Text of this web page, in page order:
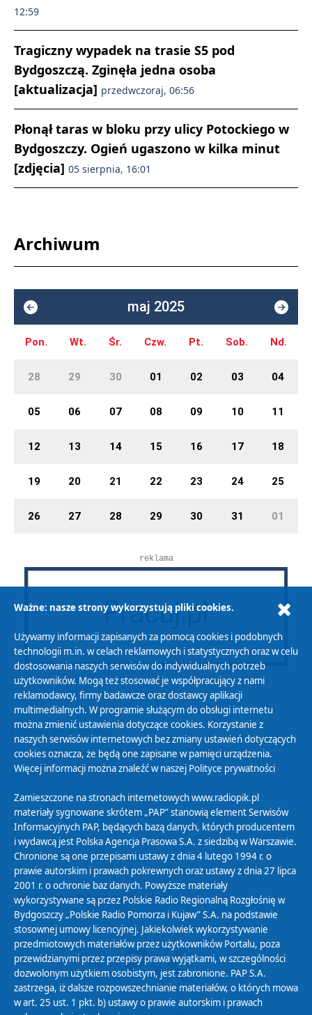
12:59
Tragiczny wypadek na trasie S5 pod
Bydgoszczą. Zginęła jedna osoba
[aktualizacja] przedwczoraj, 06:56
Płonął taras w bloku przy ulicy Potockiego w
Bydgoszczy. Ogień ugaszono w kilka minut
[zdjęcia] 05 sierpnia, 16:01
Archiwum
maj 2025
Pon. Wt. Śr. Czw. Pt. Sob. Nd.
28 29 30 01 02 03 04
05 06 07 08 09 10 11
12 13 14 15 16 17 18
19 20 21 22 23 24 25
26 27 28 29 30 31 01
reklama
Polityka Prywatności
Zasady korzystania z Serwisu
Organizacje Pożytku Publicznego
Cyfryzacja DAB+
Polityka ochrony danych osobowych
Abonament
Zamówienia publiczne
Biuletyn Informacji Publicznej
Ważne: nasze strony wykorzystują pliki cookies.
Używamy informacji zapisanych za pomocą cookies i podobnych
technologii m.in. w celach reklamowych i statystycznych oraz w celu
dostosowania naszych serwisów do indywidualnych potrzeb
użytkowników. Mogą też stosować je współpracujący z nami
reklamodawcy, firmy badawcze oraz dostawcy aplikacji
multimedialnych. W programie służącym do obsługi internetu
można zmienić ustawienia dotyczące cookies. Korzystanie z
naszych serwisów internetowych bez zmiany ustawień dotyczących
cookies oznacza, że będą one zapisane w pamięci urządzenia.
Więcej informacji można znaleźć w naszej Polityce prywatności
Zamieszczone na stronach internetowych www.radiopik.pl
materiały sygnowane skrótem „PAP” stanowią element Serwisów
Informacyjnych PAP, będących bazą danych, których producentem
i wydawcą jest Polska Agencja Prasowa S.A. z siedzibą w Warszawie.
Chronione są one przepisami ustawy z dnia 4 lutego 1994 r. o
prawie autorskim i prawach pokrewnych oraz ustawy z dnia 27 lipca
2001 r. o ochronie baz danych. Powyższe materiały
wykorzystywane są przez Polskie Radio Regionalną Rozgłośnię w
Bydgoszczy „Polskie Radio Pomorza i Kujaw” S.A. na podstawie
stosownej umowy licencyjnej. Jakiekolwiek wykorzystywanie
przedmiotowych materiałów przez użytkowników Portalu, poza
przewidzianymi przez przepisy prawa wyjątkami, w szczególności
dozwolonym użytkiem osobistym, jest zabronione. PAP S.A.
zastrzega, iż dalsze rozpowszechnianie materiałów, o których mowa
w art. 25 ust. 1 pkt. b) ustawy o prawie autorskim i prawach